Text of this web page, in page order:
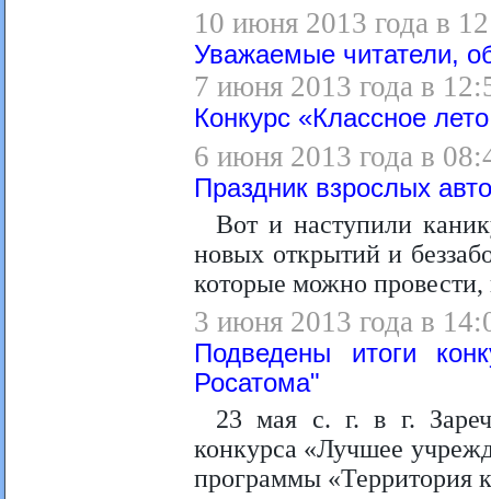
10 июня 2013 года в
Уважаемые читатели,
7 июня 2013 года в
Конкурс «Классное
6 июня 2013 года в
Праздник взрослых
Вот и наступили
новых открытий и
которые можно провести,
3 июня 2013 года в
Подведены итоги
Росатома"
23 мая с. г. в г.
конкурса «Лучшее
программы «Территория